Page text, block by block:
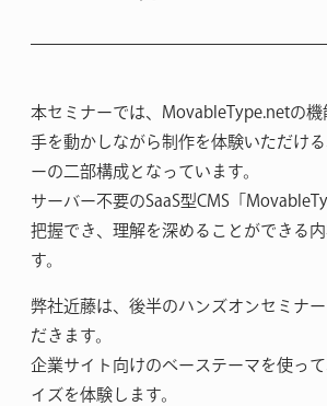
本セミナーでは、MovableType.netの機
手を動かしながら制作を体験いただけ
ーの二部構成となっています。
サーバー不要のSaaS型CMS「
把握でき、理解を深めることができる
す。
弊社近藤は、後半のハンズオンセミナ
だきます。
企業サイト向けのベーステーマを使っ
イズを体験します。